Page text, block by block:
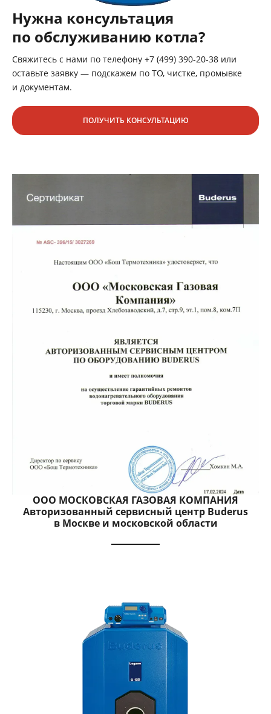
Нужна консультация
по обслуживанию котла?
Свяжитесь с нами по телефону +7 (499) 390-20-38 или
оставьте заявку — подскажем по ТО, чистке, промывке
и документам.
ПОЛУЧИТЬ КОНСУЛЬТАЦИЮ
ООО МОСКОВСКАЯ ГАЗОВАЯ КОМПАНИЯ
Авторизованный сервисный центр Buderus
в Москве и московской области